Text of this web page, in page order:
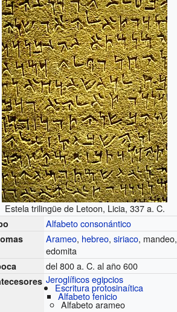
Estela trilingüe de Letoon, Licia, 337 a. C.
Alfabeto consonántico
Arameo, hebreo,siriaco, mandeo,
edomita
del 800 a. C. al año 600
Jeroglíficos egipcios
Escritura protosinaítica
Alfabeto fenicio
Alfabeto arameo